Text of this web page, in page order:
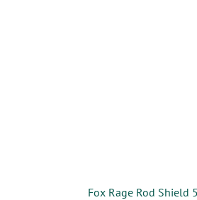
Fox Rage Rod Shield